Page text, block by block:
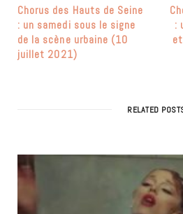
Chorus des Hauts de Seine
: un samedi sous le signe
de la scène urbaine (10
juillet 2021)
:
RELATED